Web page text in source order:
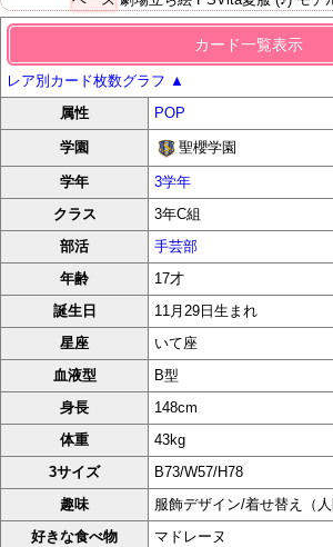
カード一覧表示
レア別カード枚数グラフ ▲
属性
POP
学園 聖櫻学園
学年
3学年
クラス
3年C組
部活
手芸部
年齢
17才
誕生日
11月29日生まれ
星座
いて座
血液型
B型
身長
148cm
体重
43kg
3サイズ
B73/W57/H78
趣味
服飾デザイン/着せ替え（人
好きな食べ物
マドレーヌ